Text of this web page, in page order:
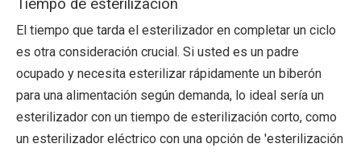
Tiempo de esterilización
El tiempo que tarda el esterilizador en completar un ciclo
es otra consideración crucial. Si usted es un padre
ocupado y necesita esterilizar rápidamente un biberón
para una alimentación según demanda, lo ideal sería un
esterilizador con un tiempo de esterilización corto, como
un esterilizador eléctrico con una opción de 'esterilización